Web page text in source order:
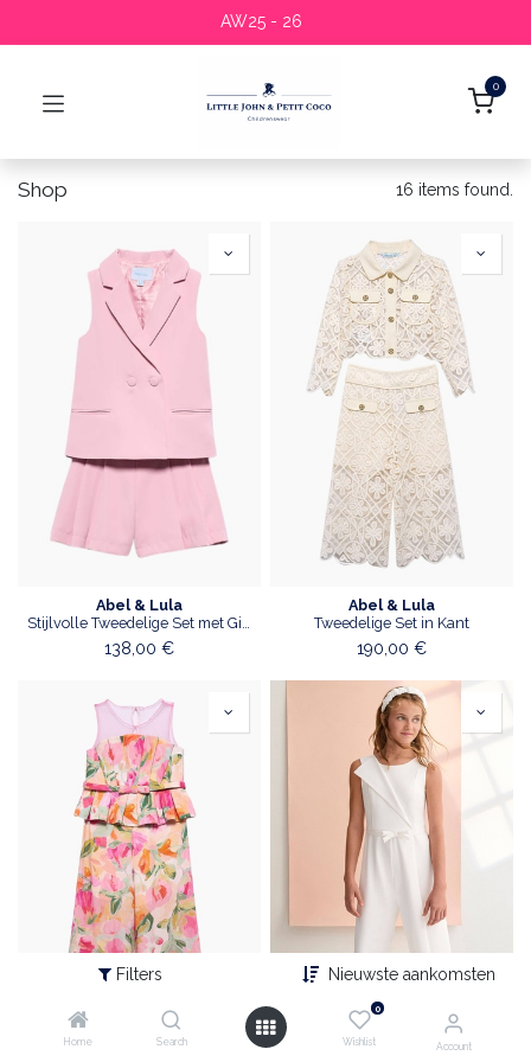
Filters Nieuwste aankomsten
Home Search
0
Wishlist Account
AW25 - 26
0
Shop 16 items found.
Abel & Lula
138,00 €
Abel & Lula
Tweedelige Set in Kant
190,00 €